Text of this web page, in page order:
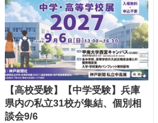
【高校受験】【中学受験】兵庫
県内の私立31校が集結、個別相
談会9/6